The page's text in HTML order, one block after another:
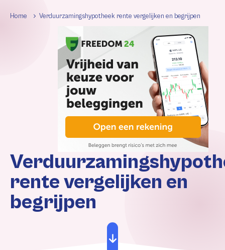
Home Verduurzamingshypotheek rente vergelijken en begrijpen
rente vergelijken en
begrijpen